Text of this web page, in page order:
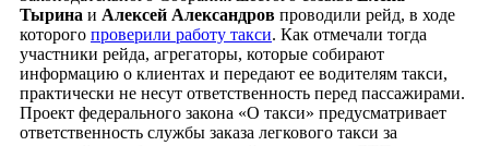
Тырина и Алексей Александров проводили рейд, в ходе
которого проверили работу такси. Как отмечали тогда
участники рейда, агрегаторы, которые собирают
информацию о клиентах и передают ее водителям такси,
практически не несут ответственность перед пассажирами.
Проект федерального закона «О такси» предусматривает
ответственность службы заказа легкового такси за